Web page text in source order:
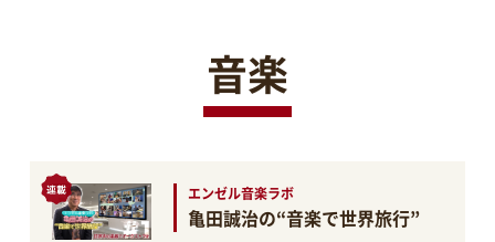
音楽
エンゼル音楽ラボ
亀田誠治の“音楽で世界旅行”